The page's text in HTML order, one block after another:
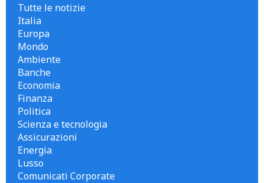
Tutte le notizie
Italia
Europa
Mondo
Ambiente
Banche
Economia
Finanza
Politica
Scienza e tecnologia
Assicurazioni
Energia
Lusso
Comunicati Corporate